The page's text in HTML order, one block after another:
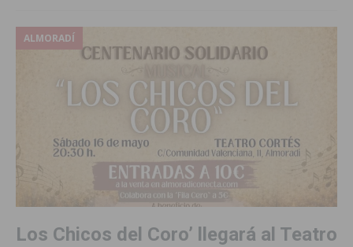
ALMORADÍ
Los Chicos del Coro’ llegará al Teatro